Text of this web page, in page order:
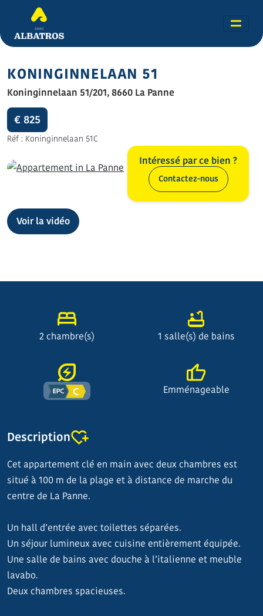
KONINGINNELAAN 51
Koninginnelaan 51/201, 8660 La Panne
€ 825
Réf : Koninginnelaan 51C
Toutes les photos (20)
Intéressé par ce bien ?
Contactez-nous
Voir la vidéo
Description
Cet appartement clé en main avec deux chambres est
situé à 100 m de la plage et à distance de marche du
centre de La Panne.
Un hall d’entrée avec toilettes séparées.
Un séjour lumineux avec cuisine entièrement équipée.
Une salle de bains avec douche à l’italienne et meuble
lavabo.
Deux chambres spacieuses.
2 chambre(s) 1 salle(s) de bains
Emménageable